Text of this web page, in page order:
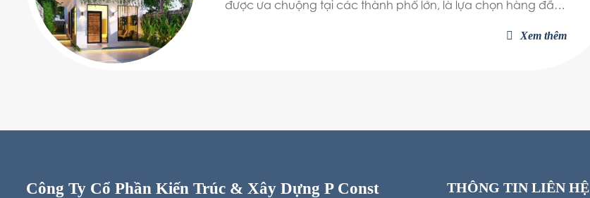
được ưa chuộng tại các thành phố lớn, là lựa chọn hàng đầu
ống 2 tầng đẹp, gia chủ không nên bỏ qua 4 nguyên tắc thiết
Xem thêm
Công Ty Cổ Phần Kiến Trúc & Xây Dựng P Const THÔNG TIN LIÊN HỆ